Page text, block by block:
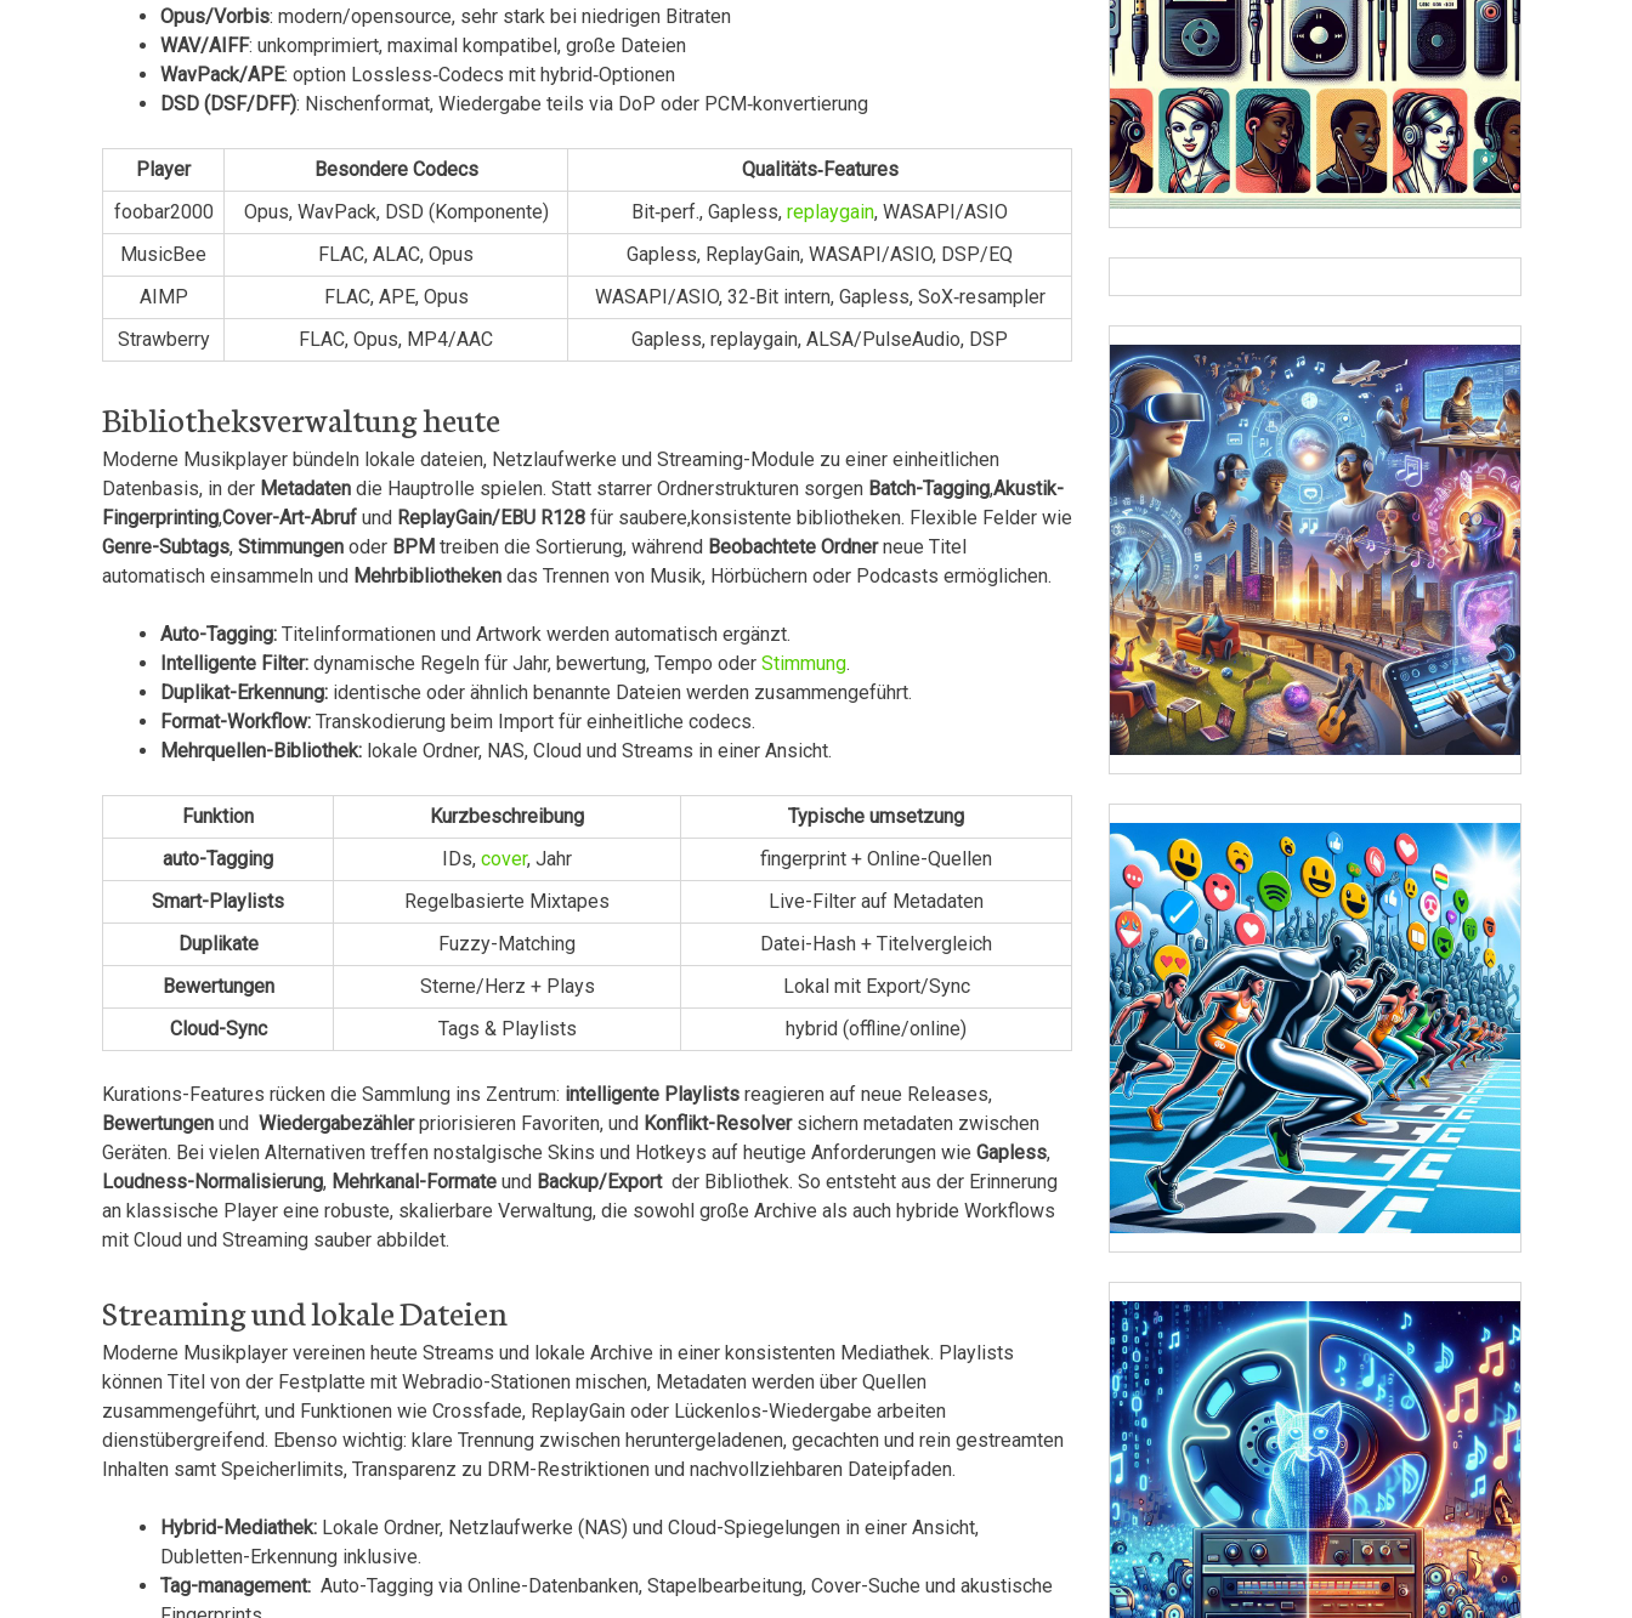
Opus/Vorbis: modern/opensource, sehr stark bei niedrigen Bitraten
WAV/AIFF: unkomprimiert, maximal kompatibel, große‍ Dateien
WavPack/APE: option Lossless‑Codecs mit hybrid‑Optionen
DSD (DSF/DFF): Nischenformat, Wiedergabe ​teils via DoP oder PCM‑konvertierung
Player Besondere Codecs
Qualitäts‑Features
foobar2000
Opus, WavPack,​ DSD (Komponente) Bit‑perf., Gapless, replaygain, WASAPI/ASIO
MusicBee
FLAC, ALAC,‍ Opus
Gapless, ReplayGain, WASAPI/ASIO, DSP/EQ
AIMP
FLAC, APE, ​Opus
WASAPI/ASIO, 32‑Bit intern, Gapless, SoX‑resampler
Strawberry
FLAC, Opus, ‍MP4/AAC Gapless, replaygain, ALSA/PulseAudio, DSP
Bibliotheksverwaltung heute
Moderne‍ Musikplayer bündeln lokale dateien, Netzlaufwerke und Streaming-Module‌ zu einer​ einheitlichen
Datenbasis, in der Metadaten die ⁤Hauptrolle spielen. Statt starrer Ordnerstrukturen sorgen Batch-Tagging,Akustik-
Fingerprinting,Cover-Art-Abruf und ReplayGain/EBU R128 für saubere,konsistente bibliotheken. Flexible‍ Felder wie
Genre-Subtags, Stimmungen ⁣oder BPM treiben die‌ Sortierung, während Beobachtete Ordnerneue Titel⁤
automatisch einsammeln und Mehrbibliotheken das Trennen von Musik, Hörbüchern​ oder ⁢Podcasts ermöglichen.
Auto-Tagging: Titelinformationen und Artwork werden automatisch ergänzt.
Intelligente ⁢Filter: dynamische ‍Regeln für⁤ Jahr, ⁤bewertung, Tempo oder Stimmung.
Duplikat-Erkennung: identische oder ähnlich benannte Dateien werden zusammengeführt.
Format-Workflow: Transkodierung beim Import für einheitliche codecs.
Mehrquellen-Bibliothek: lokale Ordner, NAS, Cloud und Streams in einer Ansicht.
Funktion Kurzbeschreibung
Typische umsetzung
auto-Tagging
IDs, cover, Jahr
fingerprint + Online-Quellen
Smart-Playlists
Regelbasierte Mixtapes
Live-Filter⁣ auf Metadaten
Duplikate
Fuzzy-Matching
Datei-Hash + Titelvergleich
Bewertungen
Sterne/Herz + Plays
Lokal mit Export/Sync
Cloud-Sync
Tags & ​Playlists hybrid (offline/online)
Kurations-Features rücken die Sammlung ins Zentrum: intelligente Playlists reagieren auf neue Releases,
Bewertungen und ⁤ Wiedergabezählerpriorisieren ​Favoriten, und Konflikt-Resolversichern metadaten zwischen
Geräten. Bei vielen Alternativen treffen nostalgische Skins und Hotkeys auf heutige Anforderungen wie Gapless,‍
Loudness-Normalisierung, Mehrkanal-Formate und Backup/Export‍ der Bibliothek. ‍So entsteht aus der Erinnerung
an⁤ klassische Player eine robuste, skalierbare​ Verwaltung,⁣ die sowohl große Archive als auch hybride Workflows
⁣mit Cloud und Streaming sauber abbildet.
Streaming und lokale Dateien
Moderne ⁣Musikplayer‍ vereinen heute‍ Streams und lokale Archive in einer‌ konsistenten Mediathek. Playlists
können Titel von der Festplatte mit Webradio-Stationen ‍mischen, Metadaten werden über Quellen
zusammengeführt,​ und Funktionen wie ⁣Crossfade, ReplayGain⁤ oder Lückenlos-Wiedergabe arbeiten
dienstübergreifend. Ebenso wichtig: klare Trennung zwischen heruntergeladenen, gecachten und rein gestreamten
Inhalten samt Speicherlimits, Transparenz‌ zu DRM-Restriktionen und nachvollziehbaren Dateipfaden.
Hybrid-Mediathek: Lokale⁢ Ordner, Netzlaufwerke (NAS) und Cloud-Spiegelungen in einer Ansicht,
Dubletten-Erkennung inklusive.
Tag-management: ​ Auto-Tagging via Online-Datenbanken, Stapelbearbeitung, Cover-Suche und akustische